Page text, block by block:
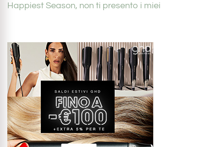
Happiest Season, non ti presento i miei